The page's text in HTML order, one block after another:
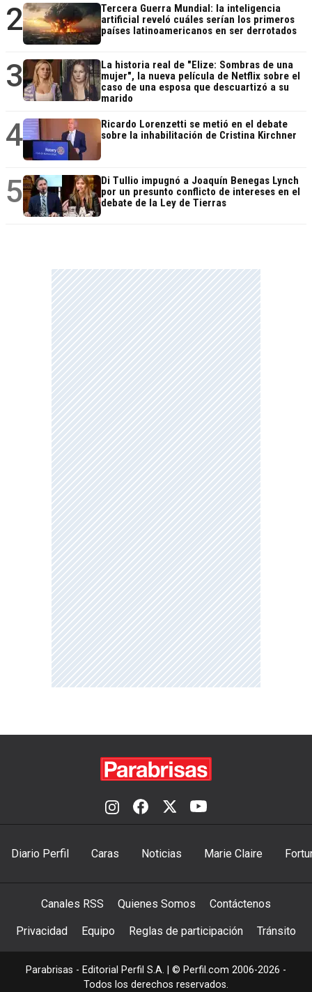
2
Tercera Guerra Mundial: la inteligencia
artificial reveló cuáles serían los primeros
países latinoamericanos en ser derrotados
3
La historia real de "Elize: Sombras de una
mujer", la nueva película de Netflix sobre el
caso de una esposa que descuartizó a su
marido
4
Ricardo Lorenzetti se metió en el debate
sobre la inhabilitación de Cristina Kirchner
5
Di Tullio impugnó a Joaquín Benegas Lynch
por un presunto conflicto de intereses en el
debate de la Ley de Tierras
Diario Perfil Caras Noticias Marie Claire
Canales RSS Quienes Somos Contáctenos
Privacidad Equipo Reglas de participación Tránsito
Parabrisas - Editorial Perfil S.A. | © Perfil.com 2006-2026 -
Todos los derechos reservados.